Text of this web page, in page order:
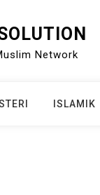
Network
ISLAMIK